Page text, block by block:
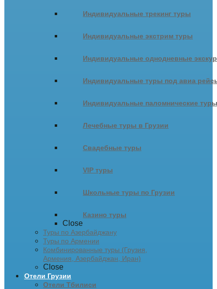
Индивидуальные трекинг туры
Индивидуальные экстрим туры
Индивидуальные однодневные
Индивидуальные туры под авиа
Индивидуальные паломнические туры
Лечебные туры в Грузии
Свадебные туры
VIP туры
Школьные туры по Грузии
Казино туры
Close
Туры по Азербайджану
Туры по Армении
Комбинированные туры (Грузия,
Армения, Азербайджан, Иран)
Close
Отели Грузии
Отели Тбилиси